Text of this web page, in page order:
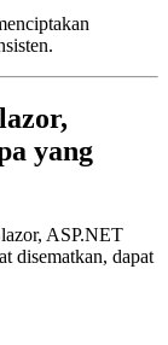
yang
ASP.NET
disematkan, dapat